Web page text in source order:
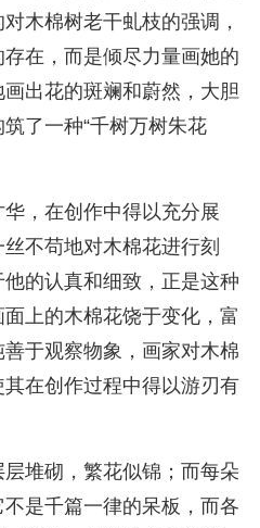
木棉树老干虬枝的强调，
在，而是倾尽力量画她的
出花的斑斓和蔚然，大胆
了一种“千树万树朱花
，在创作中得以充分展
不苟地对木棉花进行刻
的认真和细致，正是这种
上的木棉花饶于变化，富
于观察物象，画家对木棉
在创作过程中得以游刃有
堆砌，繁花似锦；而每朵
是千篇一律的呆板，而各